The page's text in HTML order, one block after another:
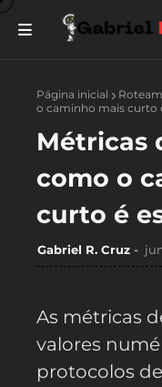
Página inicial
o caminho mais curto
Métricas
como o
curto é
Gabriel R. Cruz
As métricas
valores
protocolos